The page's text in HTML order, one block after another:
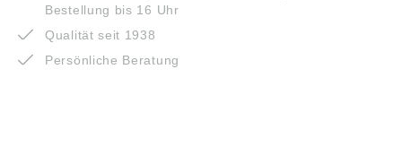
Bestellung bis 16 Uhr
Qualität seit 1938
Persönliche Beratung